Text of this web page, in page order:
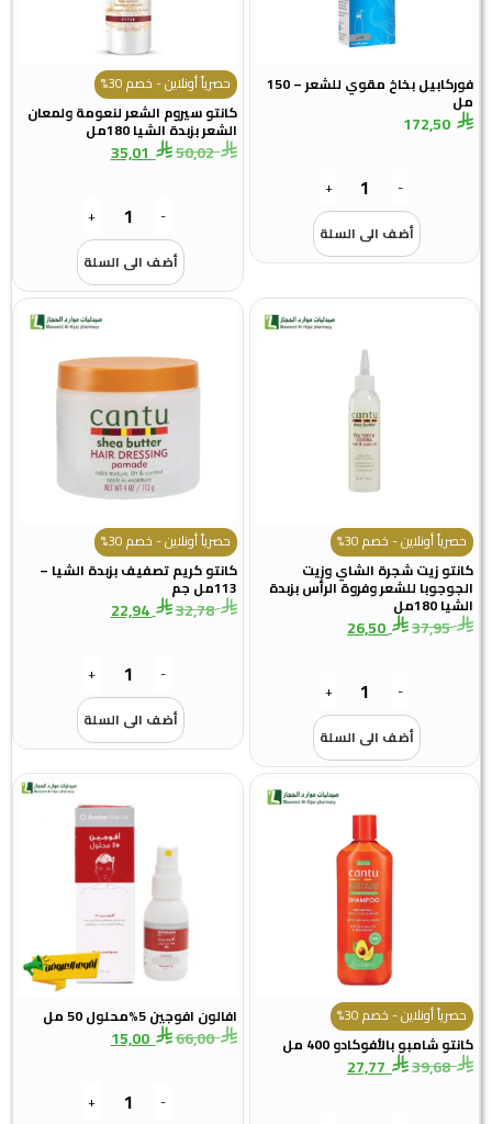
فوركابيل بخاخ مقوي للشعر – 150
مل
172,50
-
+
أضف الى السلة
حصرياً أونلاين - خصم 30%
كانتو سيروم الشعر لنعومة ولمعان
الشعر بزبدة الشيا 180مل
50,02
35,01
-
+
أضف الى السلة
حصرياً أونلاين - خصم 30%
كانتو زيت شجرة الشاي وزيت
الجوجوبا للشعر وفروة الرأس بزبدة
الشيا 180مل
37,95
26,50
-
+
أضف الى السلة
حصرياً أونلاين - خصم 30%
كانتو كريم تصفيف بزبدة الشيا –
113مل جم
32,78
22,94
-
+
أضف الى السلة
حصرياً أونلاين - خصم 30%
كانتو شامبو بالأفوكادو 400 مل
39,68
27,77
افالون افوجين 5%محلول 50 مل
66,00
15,00
-
+